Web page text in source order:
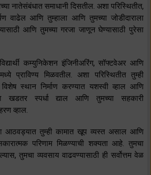
नातेसंबंधात समाधानी दिसतील. अशा परिस्थितीत,
वाढेल आणि तुम्हाला आणि तुमच्या जोडीदाराला
आणि तुमच्या गरजा जाणून घेण्यासाठी पुरेसा
कम्युनिकेशन इंजिनीअरिंग, सॉफ्टवेअर आणि
प्राविण्य मिळवतील. अशा परिस्थितीत तुम्ही
स्थान निर्माण करण्यात यशस्वी व्हाल आणि
खडतर स्पर्धा द्याल आणि तुमच्या सहकारी
व्हाल.
आठवड्यात तुम्ही कामात खूप व्यस्त असाल आणि
परिणाम मिळण्याची शक्यता आहे. तुमचा
तुमचा व्यवसाय वाढवण्यासाठी ही सर्वोत्तम वेळ